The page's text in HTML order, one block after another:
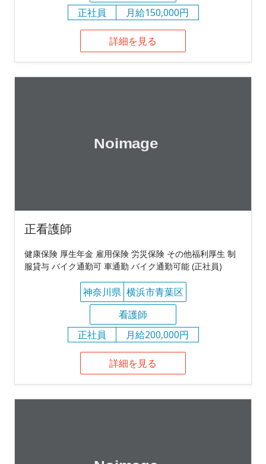
正社員
月給150,000円
詳細を見る
正看護師
健康保険 厚生年金 雇用保険 労災保険 その他福利厚生 制
服貸与 バイク通勤可 車通勤 バイク通勤可能 (正社員)
神奈川県 横浜市青葉区
看護師
正社員
月給200,000円
詳細を見る